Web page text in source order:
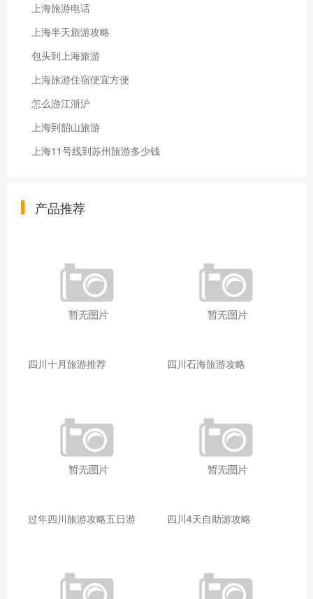
上海旅游电话
上海半天旅游攻略
包头到上海旅游
上海旅游住宿便宜方便
怎么游江浙沪
上海到韶山旅游
上海11号线到苏州旅游多少钱
产品推荐
四川十月旅游推荐 四川石海旅游攻略
过年四川旅游攻略五日游 四川4天自助游攻略